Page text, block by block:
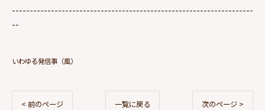
--------------------------------------------------------------------
--
いわゆる発信事（風）
< 前のページ 一覧に戻る 次のページ >